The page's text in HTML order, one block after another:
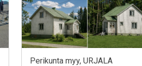
Perikunta myy, URJALA